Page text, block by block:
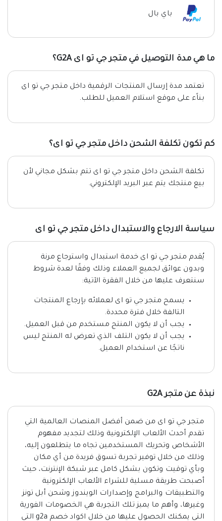
باي بال
ما هي مدة التوصيل في متجر جي تو اى G2A؟
تعتمد مدة إرسال المنتجات الرقمية داخل متجر جي تو اى
بناًء على موقع استلام العميل للطلب.
كم تكون تكلفة الشحن داخل متجر جي تو اى؟
تكلفة الشحن داخل متجر جي تو اى تتم بشكل مجاني لأن
بيع منتجك يتم عبر البريد الإلكتروني.
سياسة الارجاع والاستبدال داخل متجر جي تو اى
يُقدم متجر جي تو اى خدمة استبدال واسترجاع مرنة
وبدون عوائق لجميع العملاء وذلك وفقًا لعدة شروط
سنتعرف عليها من خلال الفقرة الآتية:
يسمح متجر جي تو اى لعملائه بإرجاع المنتجات
التالفة خلال فترة محددة.
يجب أن لا يكون المنتج مستخدم من قبل العميل.
يجب أن لا يكون التلف الذي تعرض له المنتج ليس
ناتجًا عن استخدام العميل.
نبذة عن متجر G2A
متجر جي تو اى من ضمن أفضل المنصات العالمية التي
تقدم أحدث الألعاب الإلكترونية وذلك لتجديد مفهوم
الأشخاص وتحريك المستخدمين تجاه ما يتطلعون إليه،
وذلك من خلال توفير تجربة تسوق فريدة من أي مكان
وبأي توقيت وتكون بشكل كامل عبر شبكة الإنترنت، حيث
أصبحت طريقة مسلية للشراء الألعاب الإلكترونية
والتطبيقات والبرامج وإصدارات الويندوز وشحن أبل تونز
وغيرها، وأهم ما يميز تلك التجربة هي الخصومات الفورية
التي يمكنك الحصول عليها من خلال اكواد خصم g2a التي